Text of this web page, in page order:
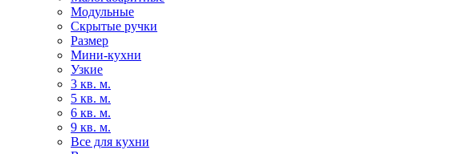
Модульные
Скрытые ручки
Размер
Мини-кухни
Узкие
3 кв. м.
5 кв. м.
6 кв. м.
9 кв. м.
Все для кухни